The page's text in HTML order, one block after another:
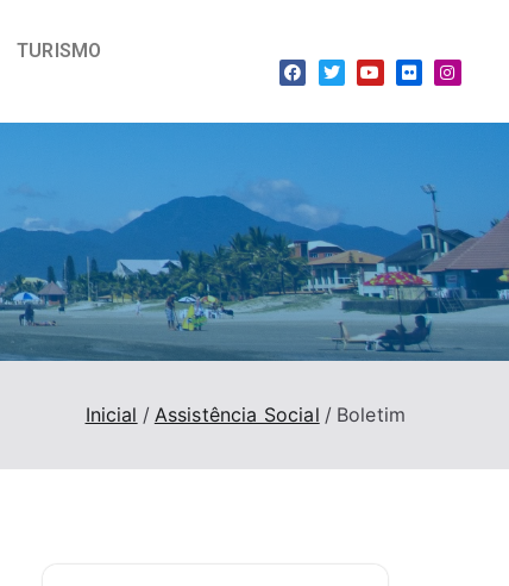
TURISMO
Inicial Assistência Social Boletim